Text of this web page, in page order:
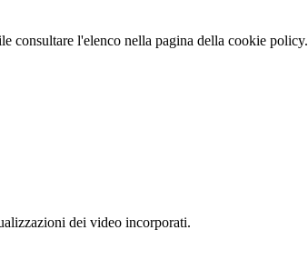
consultare l'elenco nella pagina della cookie policy.
dei video incorporati.